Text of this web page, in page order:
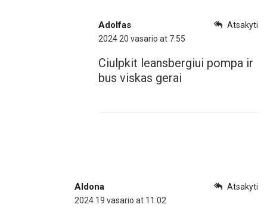
Atsakyti
Adolfas
2024 20 vasario at 7:55
Ciulpkit leansbergiui pompa ir
bus viskas gerai
Atsakyti
Aldona
2024 19 vasario at 11:02